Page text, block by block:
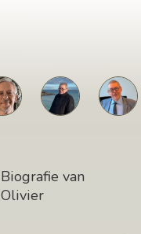
Biografie van
Olivier